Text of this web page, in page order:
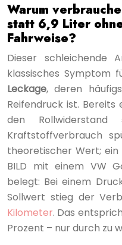
Warum
statt 6,9 Liter
Fahrweise?
Dieser schleichende
klassisches Symptom
Leckage, deren
Reifendruck ist.
den
Kraftstoffverbrauch
theoretischer Wert;
BILD mit einem VW
belegt: Bei einem
Sollwert stieg der
Kilometer. Das
Prozent – nur durch zu